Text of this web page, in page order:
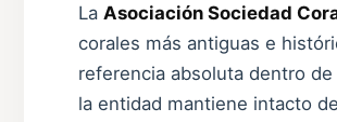
La Asociación Sociedad
corales más antiguas e
referencia absoluta dentro
la entidad mantiene intacto